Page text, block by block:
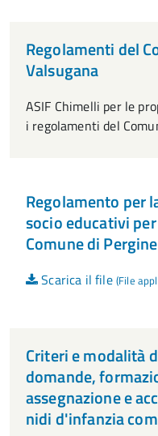
Regolamenti del
Valsugana
ASIF Chimelli per le
i regolamenti del
Regolamento per
socio educativi
Comune di
Scarica il file (File
Criteri e modalità
domande,
assegnazione e
nidi d'infanzia